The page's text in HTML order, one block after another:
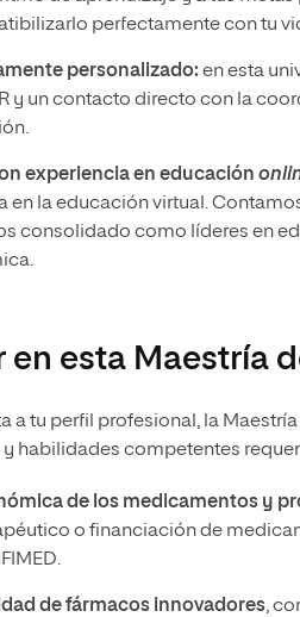
perfectamente con tu
personalizado: en esta
y un contacto directo con la
experiencia en educación
en la educación virtual.
consolidado como líderes en
en esta Maestría
a tu perfil profesional, la
habilidades competentes
de los medicamentos y
o financiación de
de fármacos innovadores,